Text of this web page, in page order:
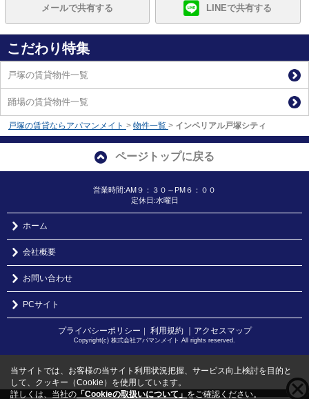
メールで共有する LINEで共有する
こだわり特集
戸塚の賃貸物件一覧
踊場の賃貸物件一覧
戸塚の賃貸ならアパマンメイト > 物件一覧 > インペリアル戸塚シティ
ページトップに戻る
営業時間:AM９：３０～PM６：００
定休日:水曜日
ホーム
会社概要
お問い合わせ
PCサイト
プライバシーポリシー 利用規約 ｜アクセスマップ
Copyright(c) 株式会社アパマンメイト All rights reserved.
当サイトでは、お客様の当サイト利用状況把握、サービス向上検討を目的と
して、クッキー（Cookie）を使用しています。
詳しくは、当社の 「Cookieの取扱いについて」 をご確認ください。